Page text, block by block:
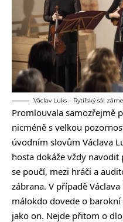
Václav Luks – Rytířský sál
Promlouvala samozřejmě
nicméně s velkou
úvodním slovům Václava
hosta dokáže vždy
se poučí, mezi hráči a
zábrana. V případě
málokdo dovede o
jako on. Nejde přitom o